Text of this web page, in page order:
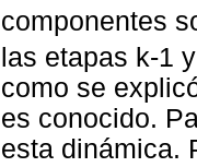
componentes
las etapas k-1
como se
es conocido.
esta dinámica.